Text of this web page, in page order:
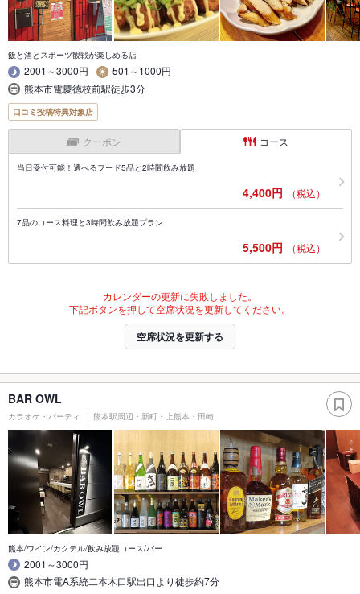
飯と酒とスポーツ観戦が楽しめる店
2001～3000円
501～1000円
熊本市電慶徳校前駅徒歩3分
口コミ投稿特典対象店
クーポン コース
当日受付可能！選べるフード5品と2時間飲み放題
4,400円 （税込）
7品のコース料理と3時間飲み放題プラン
5,500円 （税込）
カレンダーの更新に失敗しました。
下記ボタンを押して空席状況を更新してください。
空席状況を更新する
BAR OWL
カラオケ・パーティ 熊本駅周辺・新町・上熊本・田崎
熊本/ワイン/カクテル/飲み放題コース/バー
2001～3000円
熊本市電A系統二本木口駅出口より徒歩約7分